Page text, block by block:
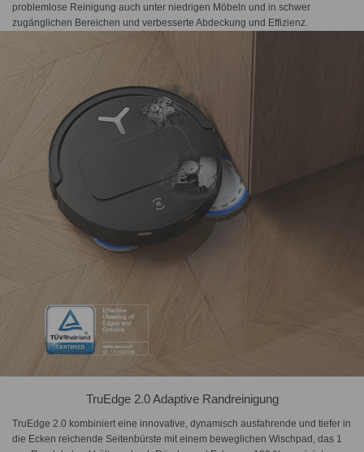
problemlose Reinigung auch unter niedrigen Möbeln und in schwer
zugänglichen Bereichen und verbesserte Abdeckung und Effizienz.
TruEdge 2.0 Adaptive Randreinigung
TruEdge 2.0 kombiniert eine innovative, dynamisch ausfahrende und tiefer in
die Ecken reichende Seitenbürste mit einem beweglichen Wischpad, das 1